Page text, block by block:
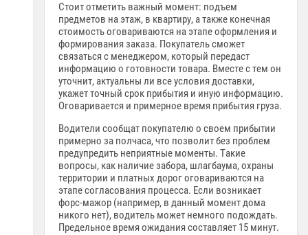
Стоит отметить важный момент: подъем
предметов на этаж, в квартиру, а также конечная
стоимость оговариваются на этапе оформления и
формирования заказа. Покупатель сможет
связаться с менеджером, который передаст
информацию о готовности товара. Вместе с тем он
уточнит, актуальны ли все условия доставки,
укажет точный срок прибытия и иную информацию.
Оговаривается и примерное время прибытия груза.
Водители сообщат покупателю о своем прибытии
примерно за полчаса, что позволит без проблем
предупредить неприятные моменты. Такие
вопросы, как наличие забора, шлагбаума, охраны
территории и платных дорог оговариваются на
этапе согласования процесса. Если возникает
форс-мажор (например, в данный момент дома
никого нет), водитель может немного подождать.
Предельное время ожидания составляет 15 минут.